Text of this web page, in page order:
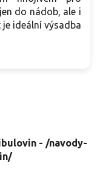
do nádob, ale i
ideální výsadba
- /navody-